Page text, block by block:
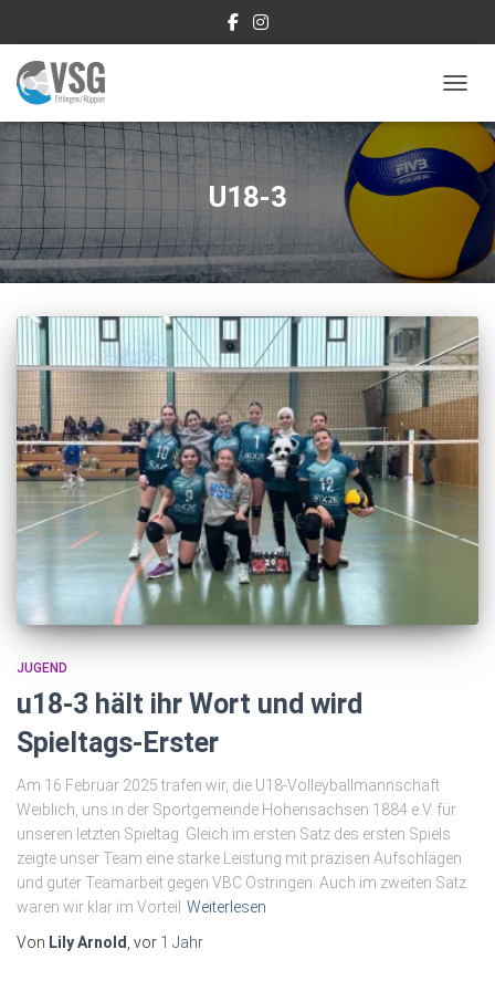
U18-3
JUGEND
u18-3 hält ihr Wort und wird
Spieltags-Erster
Am 16 Februar 2025 trafen wir, die U18-Volleyballmannschaft
Weiblich, uns in der Sportgemeinde Hohensachsen 1884 e.V. für
unseren letzten Spieltag. Gleich im ersten Satz des ersten Spiels
zeigte unser Team eine starke Leistung mit präzisen Aufschlägen
und guter Teamarbeit gegen VBC Östringen. Auch im zweiten Satz
waren wir klar im Vorteil Weiterlesen
Von Lily Arnold , vor 1 Jahr